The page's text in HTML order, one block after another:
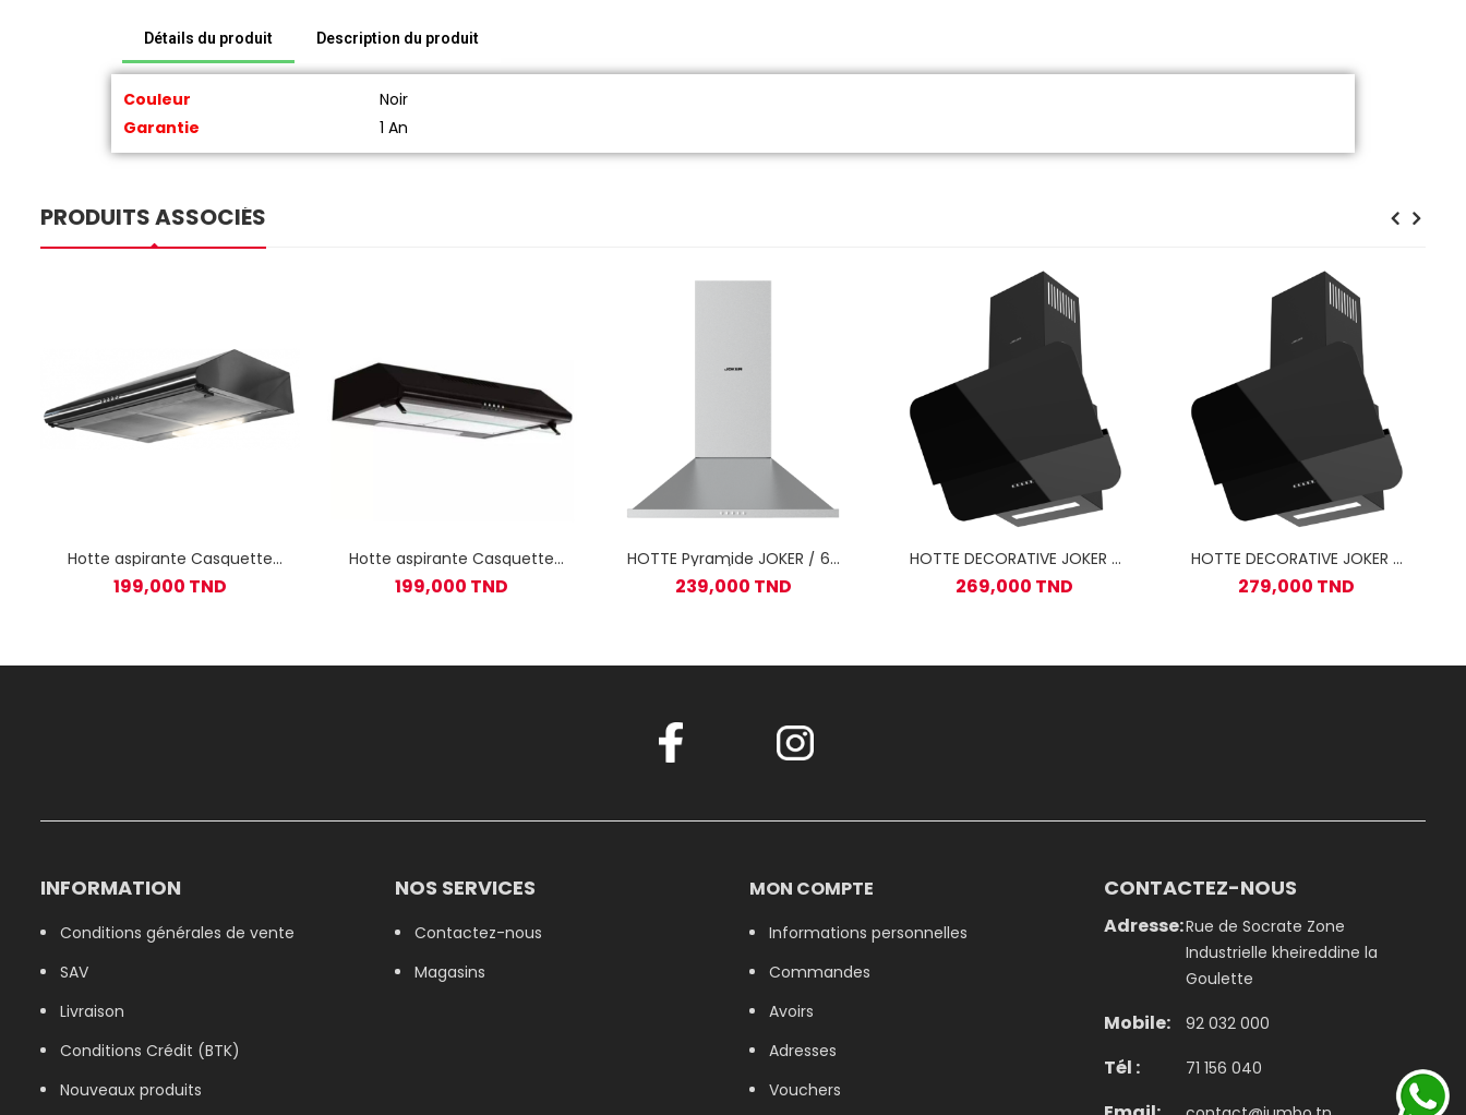
Détails du produit Description du produit
Couleur
Noir
Garantie
1 An
PRODUITS ASSOCIÉS
Hotte aspirante Casquette
Orient 90 cm - Inox
199,000 TND
Hotte aspirante Casquette
Orient 90 cm - Noir
199,000 TND
HOTTE Pyramide JOKER / 60
CM / INOX
239,000 TND
HOTTE DECORATIVE JOKER /
269,000 TND
HOTTE DECORATIVE JOKER /
279,000 TND
INFORMATION
Conditions générales de vente
SAV
Livraison
Conditions Crédit (BTK)
Nouveaux produits
NOS SERVICES
Contactez-nous
Magasins
MON COMPTE
Informations personnelles
Commandes
Avoirs
Adresses
Vouchers
CONTACTEZ-NOUS
Adresse:Rue de Socrate Zone
Industrielle kheireddine la
Goulette
Mobile: 92 032 000
Tél : 71 156 040